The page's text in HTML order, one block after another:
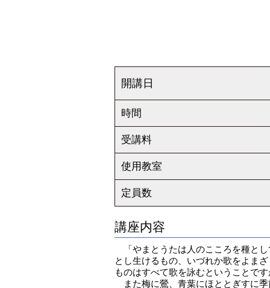
開講日
時間
受講料
使用教室
定員数
講座内容
「やまとうたは人のこころを種と
とし生けるもの、いづれか歌をよま
ものはすべて歌を詠むということで
また梅に鶯、青葉にほととぎすに